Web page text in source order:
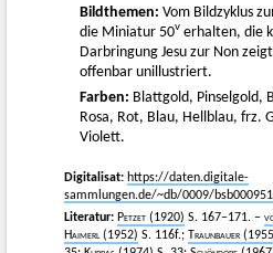
Bildthemen: Vom Bildzyklus
die Miniatur 50v erhalten, die
Darbringung Jesu zur Non
offenbar unillustriert.
Farben: Blattgold, Pinselgold,
Rosa, Rot, Blau, Hellblau, frz.
Violett.
Digitalisat: https://daten.digitale-
sammlungen.de/~db/0009/
Literatur: Petzet (1920) S. 167−171. –
Haimerl(1952) S. 116f.; Traunbauer